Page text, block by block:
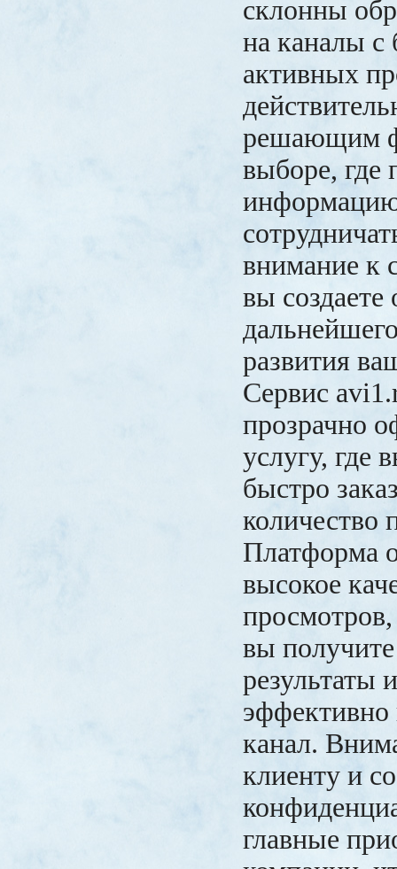
склонны
на каналы
активных
решающим
выборе, где
внимание к
вы создаете
развития
Сервис
прозрачно
услугу, где
быстро
количество
Платформа
высокое
просмотров,
вы
результаты
эффективно
канал.
клиенту и
главные